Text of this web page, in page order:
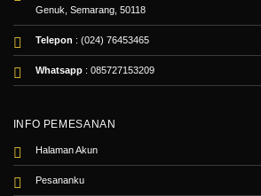
Genuk, Semarang, 50118
Telepon : (024) 76453465
Whatsapp: 085727153209
INFO PEMESANAN
Halaman Akun
Pesananku